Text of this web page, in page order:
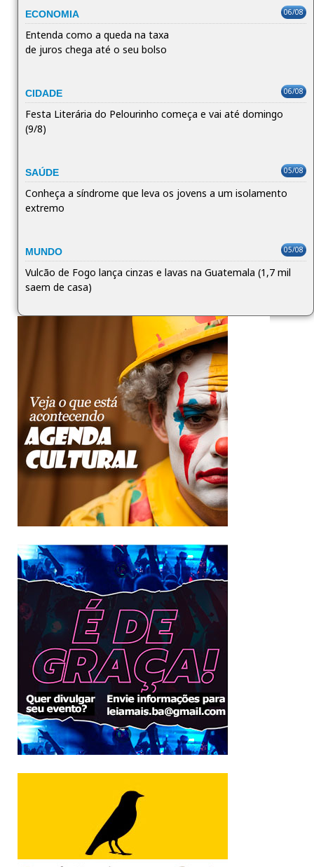
ECONOMIA 06/08
Entenda como a queda na taxa
de juros chega até o seu bolso
CIDADE 06/08
Festa Literária do Pelourinho começa e vai até domingo
(9/8)
SAÚDE 05/08
Conheça a síndrome que leva os jovens a um isolamento
extremo
MUNDO 05/08
Vulcão de Fogo lança cinzas e lavas na Guatemala (1,7 mil
saem de casa)